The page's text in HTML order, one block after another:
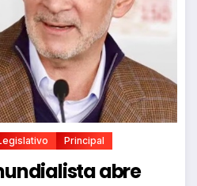
Principal
abre